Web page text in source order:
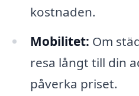
kostnaden.
Mobilitet: Om
resa långt till din
påverka priset.